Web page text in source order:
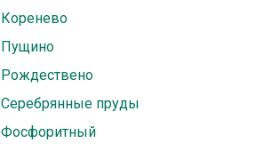
Коренево
Пущино
Рождествено
Серебрянные пруды
Фосфоритный